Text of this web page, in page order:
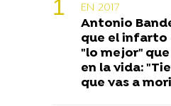
EN 2017
Antonio
que el infarto
"lo mejor"
en la vida:
que vas a